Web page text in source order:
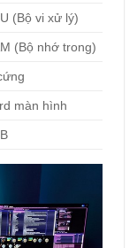
(Bộ vi xử lý)
(Bộ nhớ trong)
màn hình